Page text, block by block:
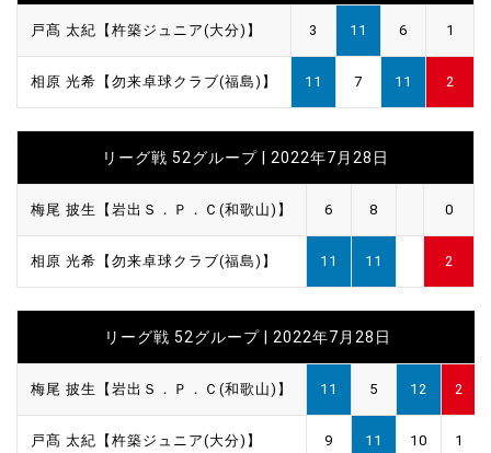
戸髙 太紀【杵築ジュニア(大分)】 3 11 6 1
相原 光希【勿来卓球クラブ(福島)】 11 7 11 2
リーグ戦 52グループ | 2022年7月28日
梅尾 披生【岩出Ｓ．Ｐ．Ｃ(和歌山)】 6 8 0
相原 光希【勿来卓球クラブ(福島)】 11 11 2
リーグ戦 52グループ | 2022年7月28日
梅尾 披生【岩出Ｓ．Ｐ．Ｃ(和歌山)】 11 5 12 2
戸髙 太紀【杵築ジュニア(大分)】 9 11 10 1